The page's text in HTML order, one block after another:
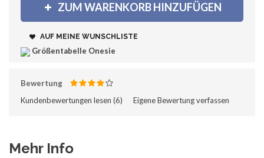
ZUM WARENKORB HINZUFÜGEN
AUF MEINE WUNSCHLISTE
Größentabelle Onesie
Bewertung
Kundenbewertungen lesen (6)‎ Eigene Bewertung verfassen
Mehr Info